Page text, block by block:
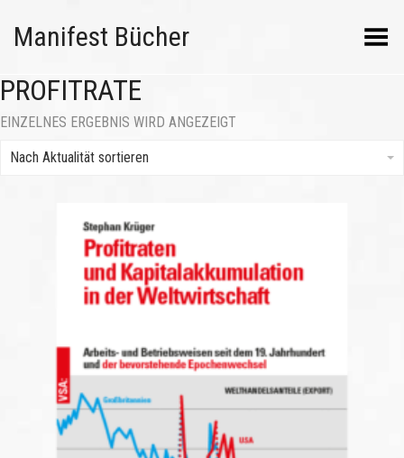
Manifest Bücher Menü umschalten
PROFITRATE
EINZELNES ERGEBNIS WIRD ANGEZEIGT
Nach Aktualität sortieren